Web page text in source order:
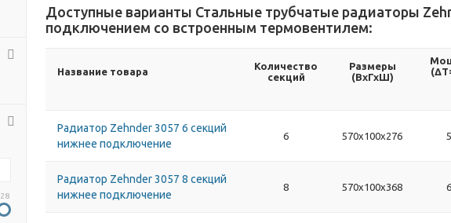
28
Доступные варианты Стальные трубчатые радиаторы
подключением со встроенным термовентилем:
Название товара
Количество
секций
Размеры
(ВхГхШ)
Радиатор Zehnder 3057 6 секций
нижнее подключение
6 570х100х276
Радиатор Zehnder 3057 8 секций
нижнее подключение
8 570х100х368